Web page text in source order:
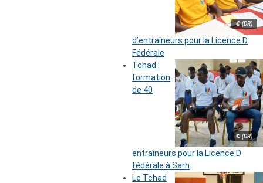
© (DR)
d’entraîneurs pour la Licence D
Fédérale
© (DR)
Tchad :
formation
de 40
entraîneurs pour la Licence D
fédérale à Sarh
Le Tchad